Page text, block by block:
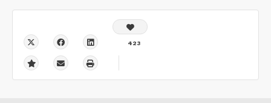
423